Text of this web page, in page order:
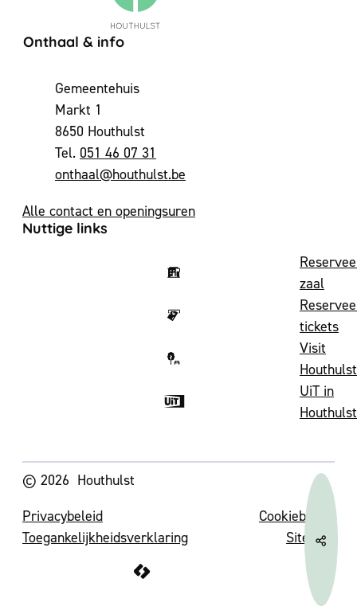
Contact & openingsuren
Onthaal & info
AdresGemeentehuis
Markt 1
,8650 Houthulst
051 46 07 31
E-mailonthaal@houthulst.be
Alle contact en openingsuren
Nuttige links
zaal
tickets
Visit
Houthulst
UiT in
Houthulst
© 2026 Houthulst
Privacybeleid
Cookiebeleid
Toegankelijkheidsverklaring
Sitemap
Deel